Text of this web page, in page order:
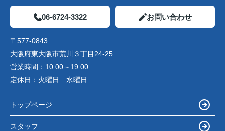
06-6724-3322 お問い合わせ
〒577-0843
大阪府東大阪市荒川３丁目24-25
営業時間： 10:00～19:00
定休日： 火曜日 水曜日
トップページ
スタッフ